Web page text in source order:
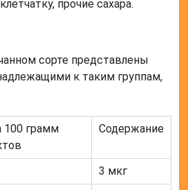
прочие сахара.
сорте представлены
к таким группам,
100 грамм
Содержание
3 мкг